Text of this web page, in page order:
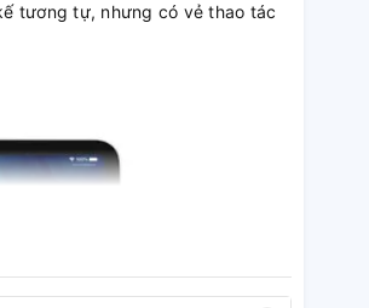
tương tự, nhưng có vẻ thao tác